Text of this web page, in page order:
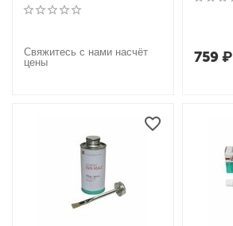
Свяжитесь с нами насчёт
цены
759₽